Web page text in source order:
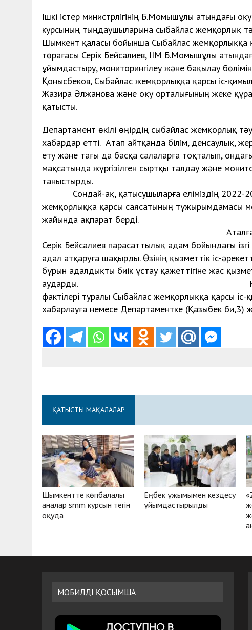
Ішкі істер министрлігінің Б.Момышұлы атындағы
курсының тыңдаушыларына сыбайлас жемқорлық
Шымкент қаласы бойынша Сыбайлас жемқорлыққа
төрағасы Серік Бейсалиев, ІІМ Б.Момышұлы
ұйымдастыру, мониторингілеу және бақылау
Қонысбеков, Сыбайлас жемқорлыққа қарсы іс-қимыл
Жазира Әлжанова және оқу орталығының жеке
Департамент өкілі өңірдің сыбайлас жемқорлық
хабардар етті. Атап айтқанда білім, денсаулық,
ету және тағы да басқа салаларға тоқталып,
мақсатында жүргізілген сыртқы талдау және
Сондай-ақ, қатысушыларға еліміздің 2022-
жемқорлыққа қарсы саясатының тұжырымдамасы
жайында ақпарат
Аталған қызметтің
Серік Бейсалиев парасаттылық адам бойындағы
адал атқаруға шақырды. Өзінің қызметтік іс-
бұрын адалдықты биік ұстау қажеттігіне жас
аударды. Кездесу соңында
фактілері туралы Сыбайлас жемқорлыққа қарсы іс-
хабарлауға немесе Департаментке (Қазыбек би,3)
ҚАТЫСТЫ МАҚАЛАЛАР
Шымкентте көпбалалы
аналар smm курсын тегін
оқуда
Еңбек ұжымымен кездесу
ұйымдастырылды
МОБИЛДІ ҚОСЫМША